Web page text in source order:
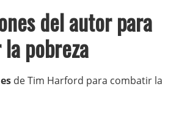
del autor para
pobreza
de Tim Harford para combatir la